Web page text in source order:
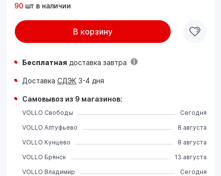
90 шт в наличии
В корзину
Бесплатная доставка завтра
Доставка СДЭК 3-4 дня
Самовывоз из 9 магазинов:
VOLLO Свободы
Сегодня
VOLLO Алтуфьево
8 августа
VOLLO Кунцево
8 августа
VOLLO Брянск
13 августа
VOLLO Владимир
Сегодня